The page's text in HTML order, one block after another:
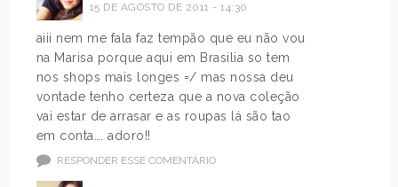
15 DE AGOSTO DE 2011 - 14:30
aiii nem me fala faz tempão que eu não vou
na Marisa porque aqui em Brasilia so tem
nos shops mais longes =/ mas nossa deu
vontade tenho certeza que a nova coleção
vai estar de arrasar e as roupas lá são tao
em conta…. adoro!!
RESPONDER ESSE COMENTÁRIO